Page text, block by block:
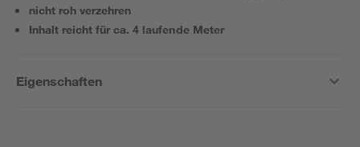
nicht roh verzehren
Inhalt reicht für ca. 4 laufende Meter
Eigenschaften